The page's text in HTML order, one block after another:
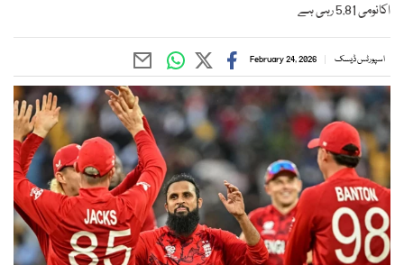
اکانومی 5.81 رہی ہے
اسپورٹس ڈیسک February 24, 2026